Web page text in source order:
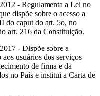
- Regulamenta a Lei no
dispõe sobre o acesso a
do caput do art. 5o, no
art. 216 da Constituição.
- Dispõe sobre a
usuários dos serviços
de firma e da
no País e institui a Carta de